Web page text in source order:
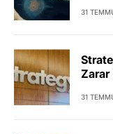
31
Zarar
31